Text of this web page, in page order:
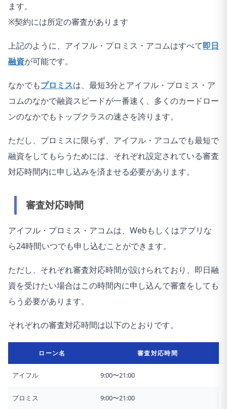
ます。
※契約には所定の審査があります
上記のように、アイフル・プロミス・アコムはすべて即日
融資が可能です。
なかでもプロミスは、最短3分とアイフル・プロミス・ア
コムのなかで融資スピードが一番速く、多くのカードロー
ンのなかでもトップクラスの速さを誇ります。
ただし、プロミスに限らず、アイフル・アコムでも最短で
融資をしてもらうためには、それぞれ設定されている審査
対応時間内に申し込みを済ませる必要があります。
審査対応時間
アイフル・プロミス・アコムは、Webもしくはアプリな
ら24時間いつでも申し込むことができます。
ただし、それぞれ審査対応時間が設けられており、即日融
資を受けたい場合はこの時間内に申し込んで審査をしても
らう必要があります。
それぞれの審査対応時間は以下のとおりです。
ローン名 審査対応時間
アイフル 9:00〜21:00
プロミス 9:00〜21:00